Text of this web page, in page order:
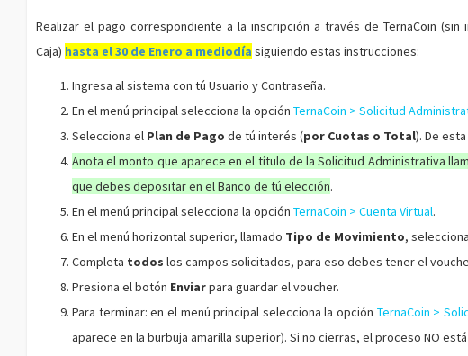
Realizar el pago correspondiente a la inscripción a través de TernaCoin (sin
Caja) hasta el 30 de Enero a mediodía siguiendo estas instrucciones:
Ingresa al sistema con tú Usuario y Contraseña.
En el menú principal selecciona la opción TernaCoin > Solicitud
Selecciona el Plan de Pago de tú interés (por Cuotas o Total). De
Anota el monto que aparece en el título de la Solicitud Administrativa
que debes depositar en el Banco de tú elección.
En el menú principal selecciona la opción TernaCoin > Cuenta Virtual.
En el menú horizontal superior, llamado Tipo de Movimiento,
Completa todos los campos solicitados, para eso debes tener el
Presiona el botón Enviarpara guardar el voucher.
Para terminar: en el menú principal selecciona la opción TernaCoin >
aparece en la burbuja amarilla superior). Si no cierras, el proceso NO